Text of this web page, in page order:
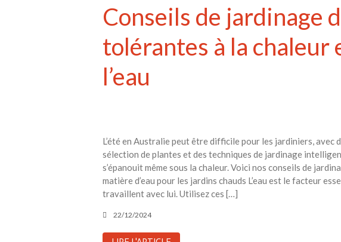
Conseils de jardinage
tolérantes à la chaleur
l’eau
L’été en Australie peut être difficile pour les jardiniers, avec
sélection de plantes et des techniques de jardinage
s’épanouit même sous la chaleur. Voici nos conseils de
matière d’eau pour les jardins chauds L’eau est le facteur
travaillent avec lui. Utilisez ces […]
22/12/2024